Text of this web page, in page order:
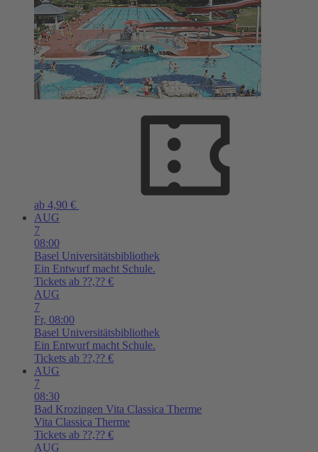
ab 4,90 €
AUG
7
08:00
Basel Universitätsbibliothek
Ein Entwurf macht Schule.
Tickets ab ??,?? €
AUG
7
Fr, 08:00
Basel Universitätsbibliothek
Ein Entwurf macht Schule.
Tickets ab ??,?? €
AUG
7
08:30
Bad Krozingen Vita Classica Therme
Vita Classica Therme
Tickets ab ??,?? €
AUG